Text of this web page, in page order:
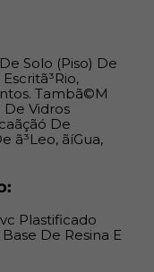
Em Contato
Solo (Piso) De
Tambã©M
De Vidros
De
ã³Leo, ãíGua,
Plastificado
De Resina E